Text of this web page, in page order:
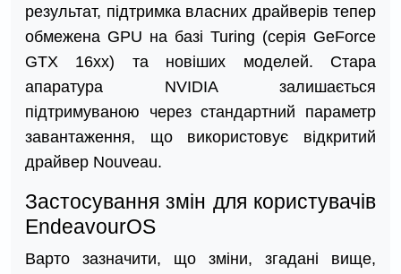
результат, підтримка власних драйверів тепер
обмежена GPU на базі Turing (серія GeForce
GTX 16xx) та новіших моделей. Стара
апаратура NVIDIA залишається
підтримуваною через стандартний параметр
завантаження, що використовує відкритий
драйвер Nouveau.
Застосування змін для користувачів
EndeavourOS
Варто зазначити, що зміни, згадані вище,